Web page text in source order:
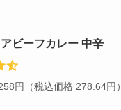
ビーフカレー 中辛
円（税込価格 278.64円）